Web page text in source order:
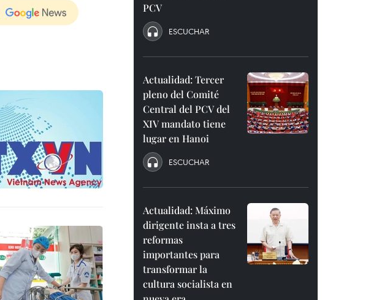
PCV
ESCUCHAR
Actualidad: Tercer
pleno del Comité
Central del PCV del
XIV mandato tiene
lugar en Hanoi
ESCUCHAR
Actualidad: Máximo
dirigente insta a tres
reformas
importantes para
transformar la
cultura socialista en